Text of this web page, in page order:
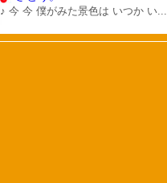
♪ 今 今 僕がみた景色は いつか い...